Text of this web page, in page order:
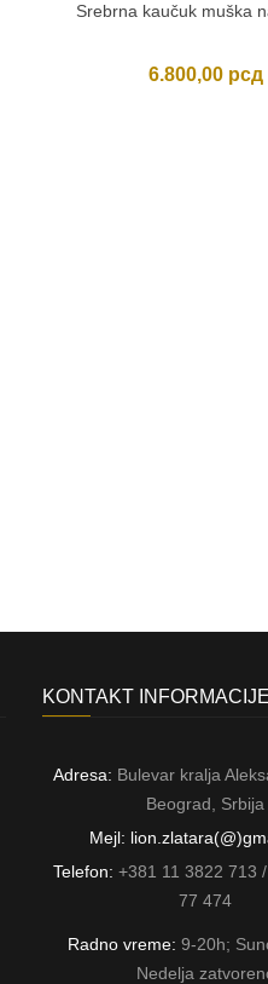
Srebrna kaučuk muška
6.800,00 рсд
KONTAKT INFORMACIJE
Adresa: Bulevar kralja
Beograd, Srbija
Mejl:
Telefon: +381 11 3822 713
77 474
Radno vreme: 9-20h;
Nedelja